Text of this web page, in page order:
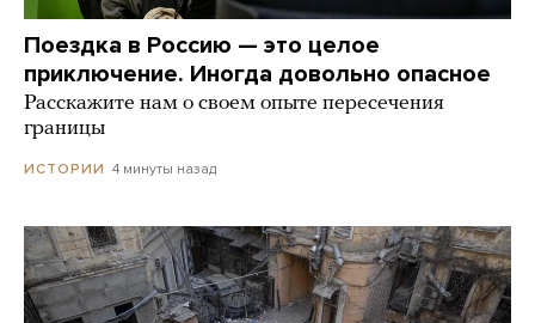
Поездка в Россию — это целое
приключение. Иногда довольно опасное
Расскажите нам о своем опыте пересечения
границы
ИСТОРИИ 4 минуты назад